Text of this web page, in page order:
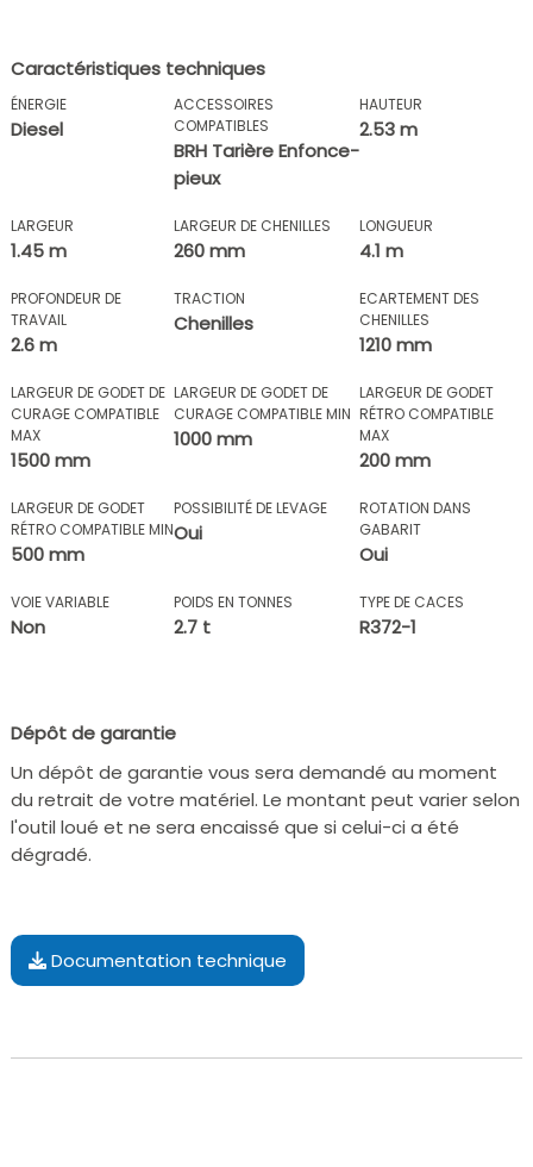
Caractéristiques techniques
ÉNERGIE
Diesel
ACCESSOIRES
COMPATIBLES
BRH Tarière Enfonce-
pieux
HAUTEUR
2.53 m
LARGEUR
1.45 m
LARGEUR DE CHENILLES
260 mm
LONGUEUR
4.1 m
PROFONDEUR DE
TRAVAIL
2.6 m
TRACTION
Chenilles
ECARTEMENT DES
CHENILLES
1210 mm
LARGEUR DE GODET DE
CURAGE COMPATIBLE
MAX
1500 mm
LARGEUR DE GODET DE
CURAGE COMPATIBLE MIN
1000 mm
LARGEUR DE GODET
RÉTRO COMPATIBLE
MAX
200 mm
LARGEUR DE GODET
RÉTRO COMPATIBLE MIN
500 mm
POSSIBILITÉ DE LEVAGE
Oui
ROTATION DANS
GABARIT
Oui
VOIE VARIABLE
Non
POIDS EN TONNES
2.7 t
TYPE DE CACES
R372-1
Dépôt de garantie
Un dépôt de garantie vous sera demandé au moment
du retrait de votre matériel. Le montant peut varier selon
l'outil loué et ne sera encaissé que si celui-ci a été
dégradé.
Documentation technique